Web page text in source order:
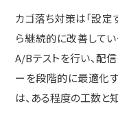
カゴ落ち対策は「設定
ら継続的に改善して
A/Bテストを行い、配
ーを段階的に最適化
は、ある程度の工数と